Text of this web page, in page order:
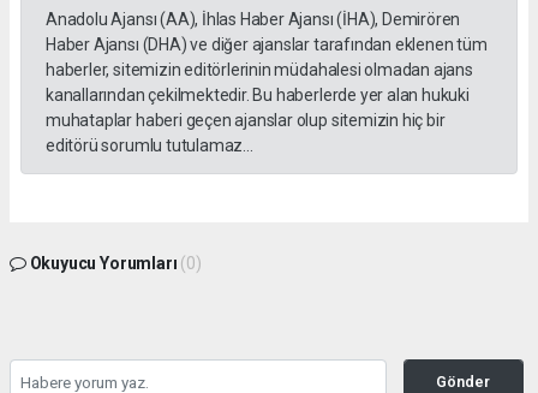
Anadolu Ajansı (AA), İhlas Haber Ajansı (İHA), Demirören
Haber Ajansı (DHA) ve diğer ajanslar tarafından eklenen tüm
haberler, sitemizin editörlerinin müdahalesi olmadan ajans
kanallarından çekilmektedir. Bu haberlerde yer alan hukuki
muhataplar haberi geçen ajanslar olup sitemizin hiç bir
editörü sorumlu tutulamaz...
Okuyucu Yorumları (0)
Gönder